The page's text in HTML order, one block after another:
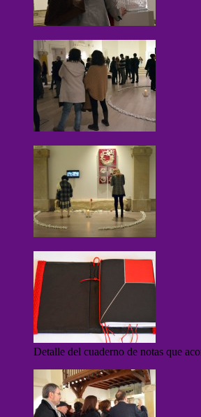
Detalle del cuaderno de notas que